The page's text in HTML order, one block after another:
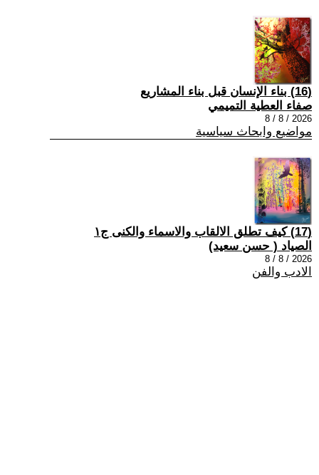
(16) بناء الإنسان قبل بناء المشاريع
صفاء العطية التميمي
2026 / 8 / 8
مواضيع وابحاث سياسية
(17) كيف تطلق الالقاب والاسماء والكنى ج١
الصياد ‏( حسن سعيد‏)
2026 / 8 / 8
الادب والفن